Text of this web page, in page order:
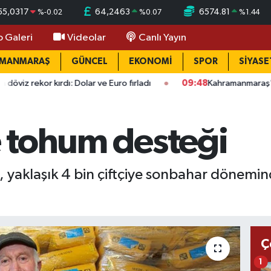
%-0.02 64,2463 %0.07 6574.81 %1.44
Galeri Videolar Canlı Yayın
GÜNCEL EKONOMİ SPOR
Dolar ve Euro fırladı 09:48 Kahramanmaraş'ta okullarda
desteği
yaklaşık 4 bin çiftçiye sonbahar
1